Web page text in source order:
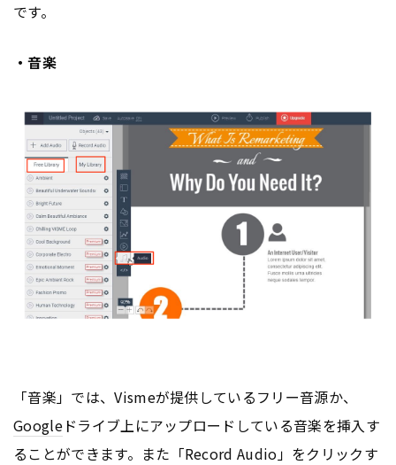
です。
・音楽
「音楽」では、Vismeが提供しているフリー音源か、
Googleドライブ上にアップロードしている音楽を挿入す
ることができます。また「Record Audio」をクリックす